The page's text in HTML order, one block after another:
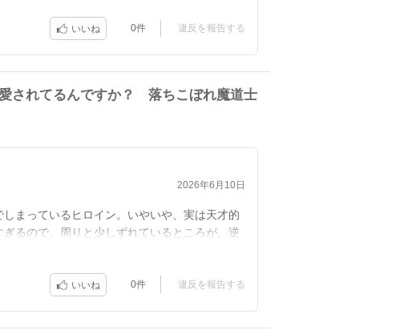
いいね 0件 違反を報告する
されてるんですか？ 落ちこぼれ魔道士
2026年6月10日
まっているヒロイン。いやいや、実は天才的
るので、周りと少しずれているところが、逆
いいね 0件 違反を報告する